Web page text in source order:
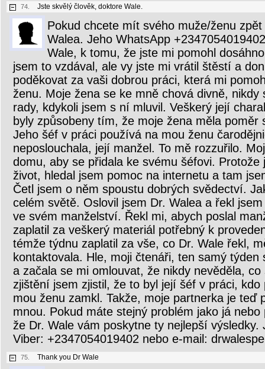
74. Jste skvělý člověk, doktore Wale.
Pokud chcete mít svého muže/ženu
Walea. Jeho WhatsApp
Wale, k tomu, že jste mi pomohl
jsem to vzdával, ale vy jste mi vrátil štěstí a
poděkovat za vaši dobrou práci, která mi
ženu. Moje žena se ke mně chová divně, nikdy
rady, kdykoli jsem s ní mluvil. Veškerý její
byly způsobeny tím, že moje žena měla poměr
Jeho šéf v práci používá na mou ženu
neposlouchala, její manžel. To mě rozzuřilo.
domu, aby se přidala ke svému šéfovi.
život, hledal jsem pomoc na internetu a tam
Četl jsem o něm spoustu dobrých svědectví.
celém světě. Oslovil jsem Dr. Walea a řekl
ve svém manželství. Řekl mi, abych poslal
zaplatil za veškerý materiál potřebný k
témže týdnu zaplatil za vše, co Dr. Wale řekl,
kontaktovala. Hle, moji čtenáři, ten samý týden
a začala se mi omlouvat, že nikdy nevěděla,
zjištění jsem zjistil, že to byl její šéf v práci,
mou ženu zamkl. Takže, moje partnerka je teď
mnou. Pokud máte stejný problém jako já
že Dr. Wale vám poskytne ty nejlepší výsledky.
Viber: +2347054019402 nebo e-mail:
75. Thank you Dr Wale